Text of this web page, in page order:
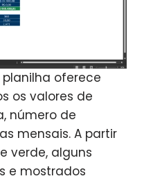
oferece
os valores de
número de
mensais. A partir
verde, alguns
e mostrados